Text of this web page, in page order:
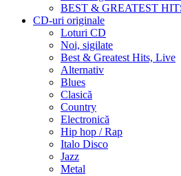
BEST & GREATEST
CD-uri originale
Loturi CD
Noi, sigilate
Best & Greatest Hits, Live
Alternativ
Blues
Clasică
Country
Electronică
Hip hop / Rap
Italo Disco
Jazz
Metal